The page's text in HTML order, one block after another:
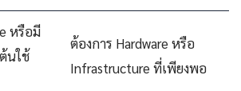
หรือมี
นใช้
ต้องการ Hardware หรือ
Infrastructure ที่เพียงพอ